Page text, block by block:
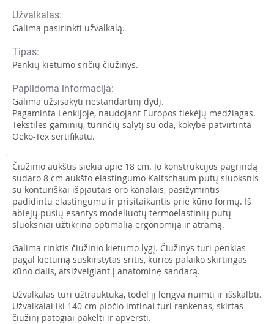
Užvalkalas:
Galima pasirinkti užvalkalą.
Tipas:
Penkių kietumo sričių čiužinys.
Papildoma informacija:
Galima užsisakyti nestandartinį dydį.
Pagaminta Lenkijoje, naudojant Europos tiekėjų medžiagas.
Tekstilės gaminių, turinčių sąlytį su oda, kokybė patvirtinta
Oeko-Tex sertifikatu.
Čiužinio aukštis siekia apie 18 cm. Jo konstrukcijos pagrindą
sudaro 8 cm aukšto elastingumo Kaltschaum putų sluoksnis
su kontūriškai išpjautais oro kanalais, pasižymintis
padidintu elastingumu ir prisitaikantis prie kūno formų. Iš
abiejų pusių esantys modeliuotų termoelastinių putų
sluoksniai užtikrina optimalią ergonomiją ir atramą.
Galima rinktis čiužinio kietumo lygį. Čiužinys turi penkias
pagal kietumą suskirstytas sritis, kurios palaiko skirtingas
kūno dalis, atsižvelgiant į anatominę sandarą.
Užvalkalas turi užtrauktuką, todėl jį lengva nuimti ir išskalbti.
Užvalkalai iki 140 cm pločio imtinai turi rankenas, skirtas
čiužinį patogiai pakelti ir apversti.